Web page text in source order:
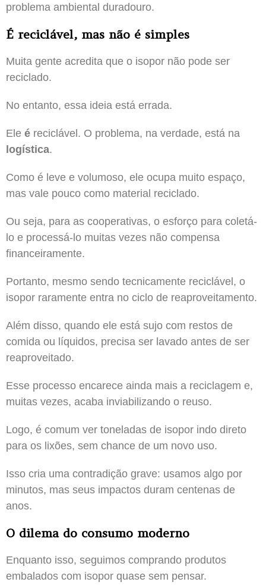
problema ambiental duradouro.
É reciclável, mas não é simples
Muita gente acredita que o isopor não pode ser
reciclado.
No entanto, essa ideia está errada.
Ele é reciclável. O problema, na verdade, está na
logística.
Como é leve e volumoso, ele ocupa muito espaço,
mas vale pouco como material reciclado.
Ou seja, para as cooperativas, o esforço para coletá-
lo e processá-lo muitas vezes não compensa
financeiramente.
Portanto, mesmo sendo tecnicamente reciclável, o
isopor raramente entra no ciclo de reaproveitamento.
Além disso, quando ele está sujo com restos de
comida ou líquidos, precisa ser lavado antes de ser
reaproveitado.
Esse processo encarece ainda mais a reciclagem e,
muitas vezes, acaba inviabilizando o reuso.
Logo, é comum ver toneladas de isopor indo direto
para os lixões, sem chance de um novo uso.
Isso cria uma contradição grave: usamos algo por
minutos, mas seus impactos duram centenas de
anos.
O dilema do consumo moderno
Enquanto isso, seguimos comprando produtos
embalados com isopor quase sem pensar.